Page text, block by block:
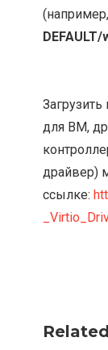
для ВМ,
драйвер)
ссылке: